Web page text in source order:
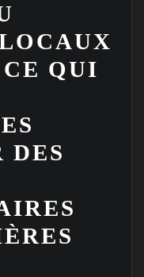
QUI
DES